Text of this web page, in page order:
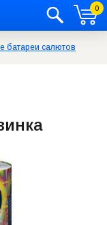
0
батареи салютов